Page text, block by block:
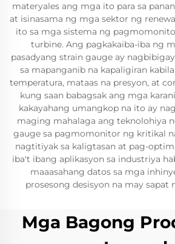
materyales ang mga ito para sa
at isinasama ng mga sektor ng
ito sa mga sistema ng
turbine. Ang pagkakaiba-iba ng
pasadyang strain gauge ay
sa mapanganib na kapaligiran
temperatura, mataas na presyon, at
kung saan babagsak ang mga
kakayahang umangkop na ito ay
maging mahalaga ang teknolohiya
gauge sa pagmomonitor ng kritikal
nagtitiyak sa kaligtasan at pag-
iba't ibang aplikasyon sa industriya
maaasahang datos sa mga
prosesong desisyon na may sapat
Mga Bagong